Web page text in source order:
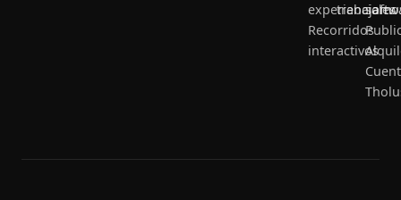
experienciales
Recorridos
interactivos